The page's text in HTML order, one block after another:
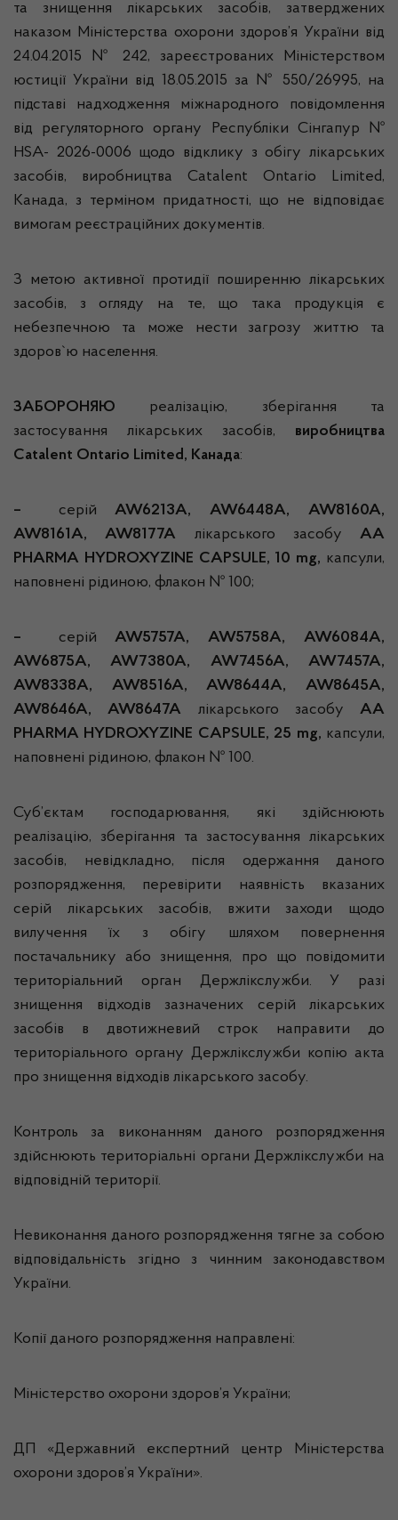
та знищення лікарських засобів, затверджених
наказом Міністерства охорони здоров’я України від
24.04.2015 № 242, зареєстрованих Міністерством
юстиції України від 18.05.2015 за № 550/26995, на
підставі надходження міжнародного повідомлення
від регуляторного органу Республіки Сінгапур №
HSA- 2026-0006 щодо відклику з обігу лікарських
засобів, виробництва Catalent Ontario Limited,
Канада, з терміном придатності, що не відповідає
вимогам реєстраційних документів.
З метою активної протидії поширенню лікарських
засобів, з огляду на те, що така продукція є
небезпечною та може нести загрозу життю та
здоров`ю населення.
ЗАБОРОНЯЮ реалізацію, зберігання та
застосування лікарських засобів, виробництва
Catalent Ontario Limited, Канада:
– серійAW6213A, AW6448A, AW8160A,
AW8161A, AW8177A лікарського засобу АА
PHARMA HYDROXYZINE CAPSULE, 10 mg, капсули,
наповнені рідиною, флакон № 100;
– серійAW5757A, AW5758A, AW6084A,
AW6875A, AW7380A, AW7456A, AW7457A,
AW8338A, AW8516A, AW8644A, AW8645A,
AW8646A, AW8647A лікарського засобу АA
PHARMA HYDROXYZINE CAPSULE, 25 mg, капсули,
наповнені рідиною, флакон № 100.
Суб’єктам господарювання, які здійснюють
реалізацію, зберігання та застосування лікарських
засобів, невідкладно, після одержання даного
розпорядження, перевірити наявність вказаних
серій лікарських засобів, вжити заходи щодо
вилучення їх з обігу шляхом повернення
постачальнику або знищення, про що повідомити
територіальний орган Держлікслужби. У разі
знищення відходів зазначених серій лікарських
засобів в двотижневий строк направити до
територіального органу Держлікслужби копію акта
про знищення відходів лікарського засобу.
Контроль за виконанням даного розпорядження
здійснюють територіальні органи Держлікслужби на
відповідній території.
Невиконання даного розпорядження тягне за собою
відповідальність згідно з чинним законодавством
України.
Копії даного розпорядження направлені:
Міністерство охорони здоров’я України;
ДП «Державний експертний центр Міністерства
охорони здоров’я України».